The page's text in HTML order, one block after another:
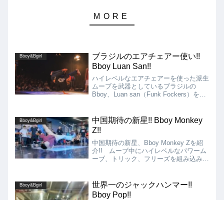
Bboy&Bgirl
ブラジルのエアチェアー使い!!
Bboy Luan San!!
ハイレベルなエアチェアーを使った派生
ムーブを武器としているブラジルの
Bboy、Luan san（Funk Fockers）を紹
めとしてフリーズで使うことはもちろ
ん、エアチェアーを織り交ぜたコンボな
ど使い方も多彩です!!
Bboy&Bgirl
中国期待の新星!! Bboy Monkey
Z!!
中国期待の新星、Bboy Monkey Zを紹
介!! ムーブ中にハイレベルなパワーム
ーブ、トリック、フリーズを組み込み、
エアチェアーグライドというとんでもな
いムーブも!!
Bboy&Bgirl
世界一のジャックハンマー!!
Bboy Pop!!